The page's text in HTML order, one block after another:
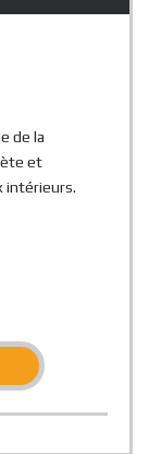
de la
et
intérieurs.